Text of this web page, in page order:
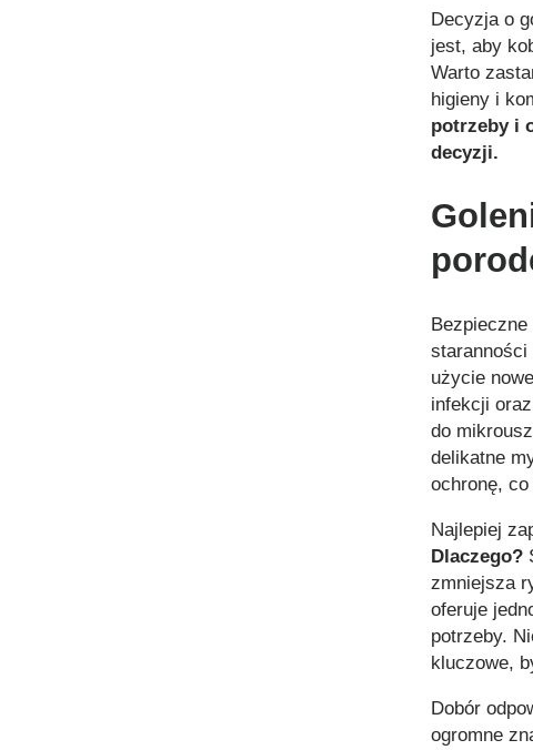
Decyzja o
jest, aby
Warto
higieny i
potrzeby i
decyzji.
Bezpieczne
staranności
użycie
infekcji
do
delikatne
ochronę,
Najlepiej
Dlaczego?
zmniejsza
oferuje
potrzeby.
kluczowe,
Dobór
ogromne